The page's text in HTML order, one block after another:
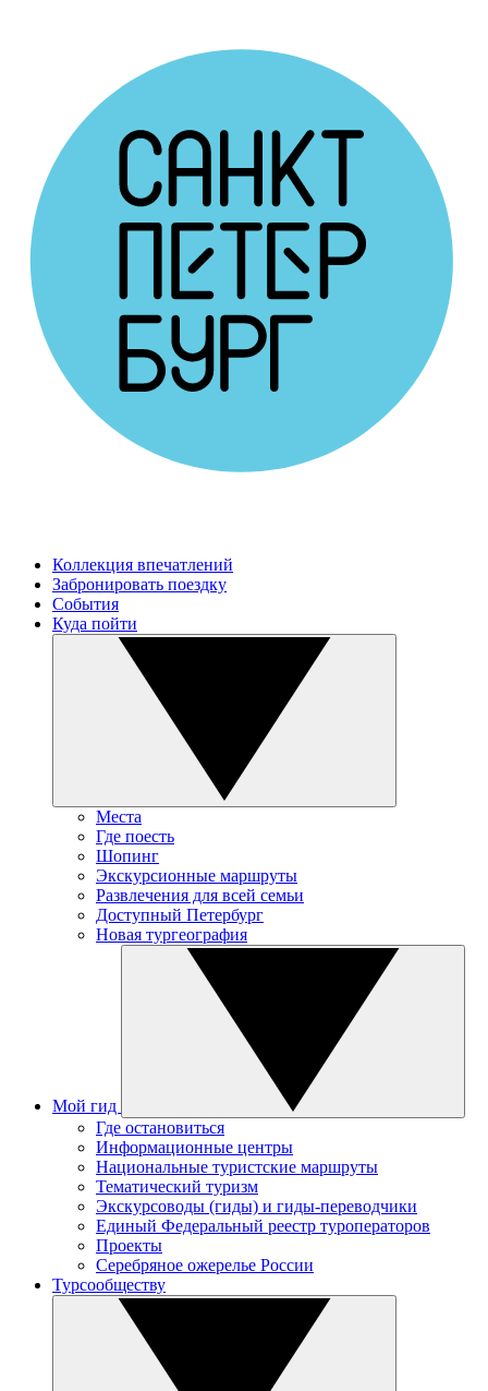
Коллекция впечатлений
Забронировать поездку
События
Куда пойти
Места
Где поесть
Шопинг
Экскурсионные маршруты
Развлечения для всей семьи
Доступный Петербург
Новая тургеография
Мой гид
Где остановиться
Информационные центры
Национальные туристские маршруты
Тематический туризм
Экскурсоводы (гиды) и гиды-переводчики
Единый Федеральный реестр туроператоров
Проекты
Серебряное ожерелье России
Турсообществу